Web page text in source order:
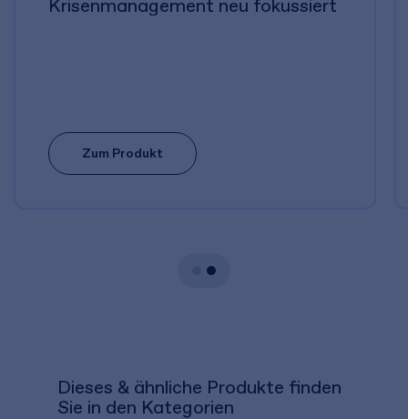
Krisenmanagement neu fokussiert
Zum Produkt
Dieses & ähnliche Produkte finden
Sie in den Kategorien